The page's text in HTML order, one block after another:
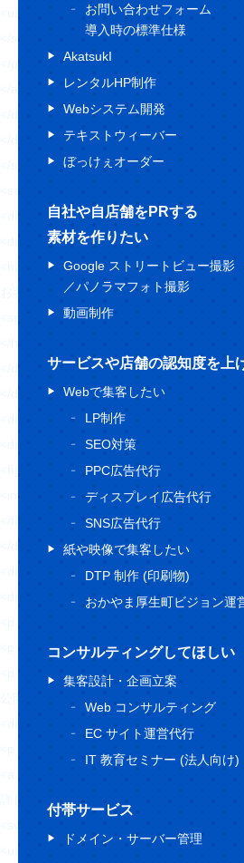
お問い合わせフォーム
導入時の標準仕様
AkatsukI
レンタルHP制作
Webシステム開発
テキストウィーバー
ぼっけぇオーダー
自社や自店舗をPRする
素材を作りたい
Google ストリートビュー撮影
／パノラマフォト撮影
動画制作
サービスや店舗の認知度を上
Webで集客したい
LP制作
SEO対策
PPC広告代行
ディスプレイ広告代行
SNS広告代行
紙や映像で集客したい
DTP 制作 (印刷物)
おかやま厚生町ビジョン運
コンサルティングしてほしい
集客設計・企画立案
Web コンサルティング
EC サイト運営代行
IT 教育セミナー (法人向け)
付帯サービス
ドメイン・サーバー管理
<use xlink:href="https://
</section>
<div class="topWorks-head">
<div class="Ttl1 topWorks-ttl">
<h2 class="Ttl1-txt fz32 fw6 blue4 sfz16">
お客様にThank you!
<span class="fz72 blue1 ffLo mt16
<div class="topWorks-body">
<div class="topWorks-img">
<img src="https://hajimecreate.com/wp-
<div class="topWorks-content">
<div class="topWorks-content__box">
<p class="fz20 fw6 lh15 mt16">有限会社
<p class="fz16 lh20 mt24">
詳しくはこちら